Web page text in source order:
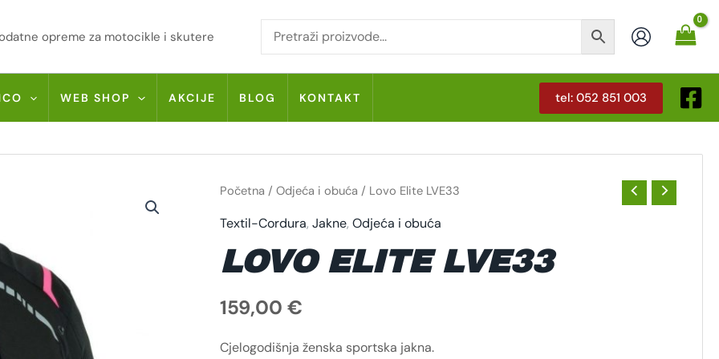
opreme za motocikle i skutere
WEB SHOP AKCIJE BLOG KONTAKT tel: 052 851 003
Početna / Odjeća i obuća / Lovo Elite LVE33
Textil-Cordura, Jakne, Odjeća i obuća
LOVO ELITE LVE33
159,00 €
Cjelogodišnja ženska sportska jakna.
LOVO
ELITE
KOLIČINA